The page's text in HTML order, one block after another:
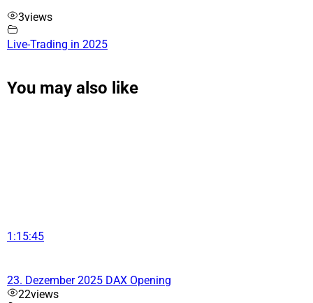
3views
Live-Trading in 2025
You may also like
1:15:45
23. Dezember 2025 DAX Opening
22views